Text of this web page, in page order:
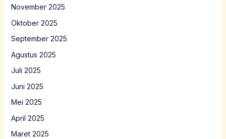
November 2025
Oktober 2025
September 2025
Agustus 2025
Juli 2025
Juni 2025
Mei 2025
April 2025
Maret 2025